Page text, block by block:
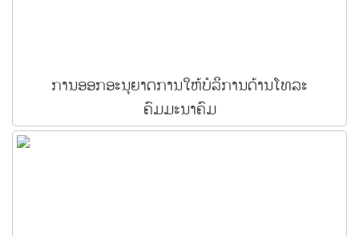
ການອອກອະນຸຍາດການໃຫ້ບໍລິການດ້ານໂທລະ
ຄົມມະນາຄົມ